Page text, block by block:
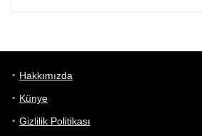
Hakkımızda
Künye
Gizlilik Politikası